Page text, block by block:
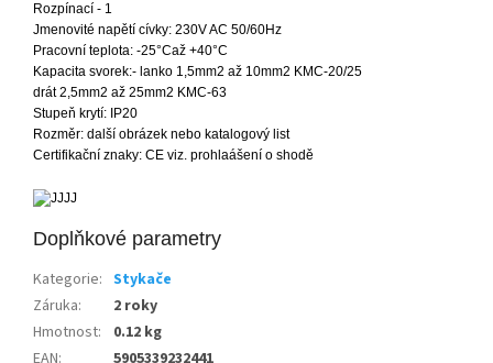
Rozpínací - 1
Jmenovité napětí cívky: 230V AC 50/60Hz
Pracovní teplota: -25°Caž +40°C
Kapacita svorek:- lanko 1,5mm2 až 10mm2 KMC-20/25
drát 2,5mm2 až 25mm2 KMC-63
Stupeň krytí: IP20
Rozměr: další obrázek nebo katalogový list
Certifikační znaky: CE viz. prohlaášení o shodě
Doplňkové parametry
Kategorie: Stykače
Záruka:
2 roky
Hmotnost:
0.12 kg